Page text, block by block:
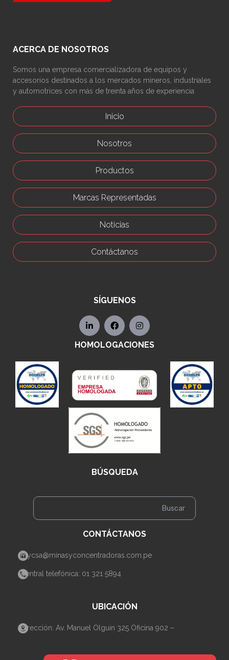
ACERCA DE NOSOTROS
Somos una empresa comercializadora de equipos y
accesorios destinados a los mercados mineros, industriales
y automotrices con más de treinta años de experiencia
Inicio
Nosotros
Productos
Marcas Representadas
Noticias
Contáctanos
SÍGUENOS
HOMOLOGACIONES
BÚSQUEDA
CONTÁCTANOS
mycsa@minasyconcentradoras.com.pe
Central telefónica: 01 321 5894
UBICACIÓN
Dirección: Av. Manuel Olguin 325 Oficina 902 –